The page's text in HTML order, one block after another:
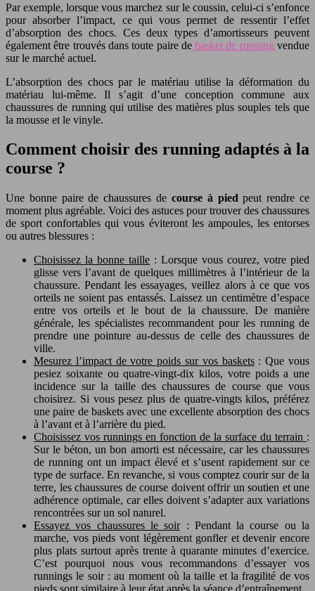
Par exemple, lorsque vous marchez sur le coussin, celui-ci s’enfonce
pour absorber l’impact, ce qui vous permet de ressentir l’effet
d’absorption des chocs. Ces deux types d’amortisseurs peuvent
également être trouvés dans toute paire debasket de running vendue
sur le marché actuel.
L’absorption des chocs par le matériau utilise la déformation du
matériau lui-même. Il s’agit d’une conception commune aux
chaussures de running qui utilise des matières plus souples tels que
la mousse et le vinyle.
Comment choisir des running adaptés à la
course ?
Une bonne paire de chaussures de course à pied peut rendre ce
moment plus agréable. Voici des astuces pour trouver des chaussures
de sport confortables qui vous éviteront les ampoules, les entorses
ou autres blessures :
Choisissez la bonne taille : Lorsque vous courez, votre pied
glisse vers l’avant de quelques millimètres à l’intérieur de la
chaussure. Pendant les essayages, veillez alors à ce que vos
orteils ne soient pas entassés. Laissez un centimètre d’espace
entre vos orteils et le bout de la chaussure. De manière
générale, les spécialistes recommandent pour les running de
prendre une pointure au-dessus de celle des chaussures de
ville.
Mesurez l’impact de votre poids sur vos baskets: Que vous
pesiez soixante ou quatre-vingt-dix kilos, votre poids a une
incidence sur la taille des chaussures de course que vous
choisirez. Si vous pesez plus de quatre-vingts kilos, préférez
une paire de baskets avec une excellente absorption des chocs
à l’avant et à l’arrière du pied.
Choisissez vos runnings en fonction de la surface du terrain :
Sur le béton, un bon amorti est nécessaire, car les chaussures
de running ont un impact élevé et s’usent rapidement sur ce
type de surface. En revanche, si vous comptez courir sur de la
terre, les chaussures de course doivent offrir un soutien et une
adhérence optimale, car elles doivent s’adapter aux variations
rencontrées sur un sol naturel.
Essayez vos chaussures le soir: Pendant la course ou la
marche, vos pieds vont légèrement gonfler et devenir encore
plus plats surtout après trente à quarante minutes d’exercice.
C’est pourquoi nous vous recommandons d’essayer vos
runnings le soir : au moment où la taille et la fragilité de vos